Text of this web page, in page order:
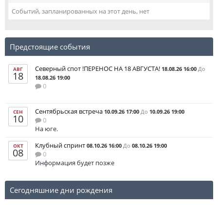
Событий, запланированных на этот день, нет
Предстоящие события
АВГ
18
Северный спот !ПЕРЕНОС НА 18 АВГУСТА! 18.08.26 16:00 До
18.08.26 19:00
0
СЕН
10
Сентябрьская встреча 10.09.26 17:00 До 10.09.26 19:00
0
На юге.
ОКТ
08
Клубный спринт 08.10.26 16:00 До 08.10.26 19:00
0
Информация будет позже
Сегодняшние дни рождения